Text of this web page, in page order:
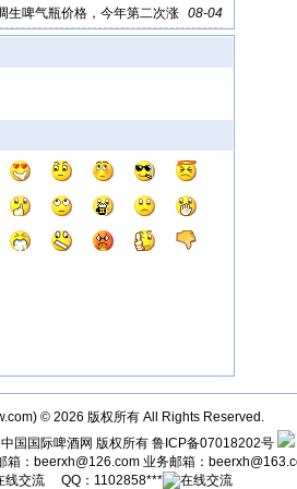
08-04
生啤气瓶价格，今年第二次涨
) © 2026 版权所有 All Rights Reserved.
中国国际啤酒网 版权所有 鲁ICP备07018202号
箱： beerxh@126.com业务邮箱：
QQ： 1102858***